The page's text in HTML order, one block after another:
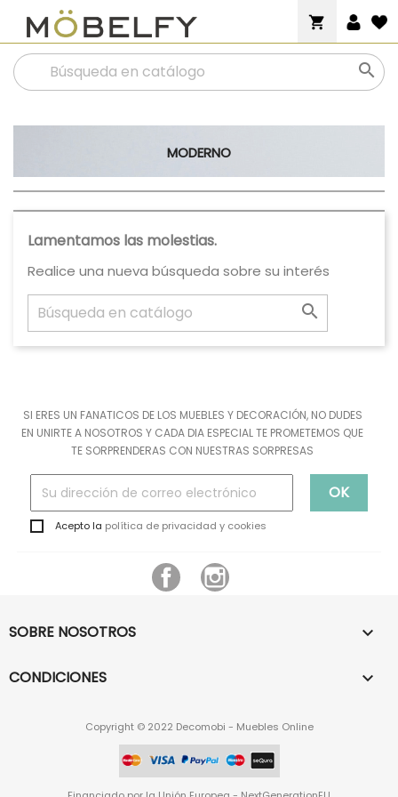
shopping_cart

MODERNO
Lamentamos las molestias.
Realice una nueva búsqueda sobre su interés

SI ERES UN FANATICOS DE LOS MUEBLES Y DECORACIÓN, NO DUDES
EN UNIRTE A NOSOTROS Y CADA DIA ESPECIAL TE PROMETEMOS QUE
TE SORPRENDERAS CON NUESTRAS SORPRESAS
Acepto la política de privacidad y cookies
Facebook
SOBRE NOSOTROS 
CONDICIONES 
Copyright © 2022 Decomobi - Muebles Online